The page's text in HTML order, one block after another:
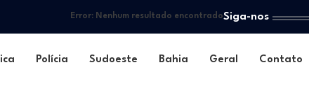
Error:Nenhum resultado encontradoSiga-nos
Polícia Sudoeste Bahia Geral Contato